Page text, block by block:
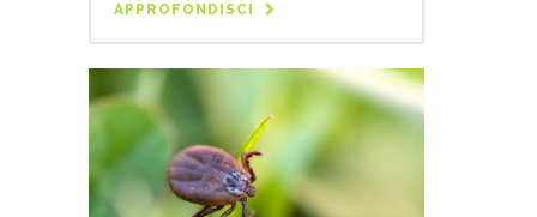
APPROFONDISCI